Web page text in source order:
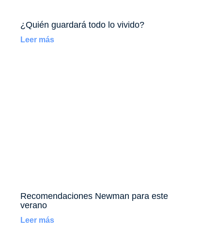
¿Quién guardará todo lo vivido?
Leer más
Recomendaciones Newman para este
verano
Leer más